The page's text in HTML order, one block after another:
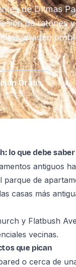
de Ditmas
de ratones y
añaden
Gratis
lo que debe saber
antiguos
parque de
casas más
y Flatbush
vecinas.
que pican
o cerca de